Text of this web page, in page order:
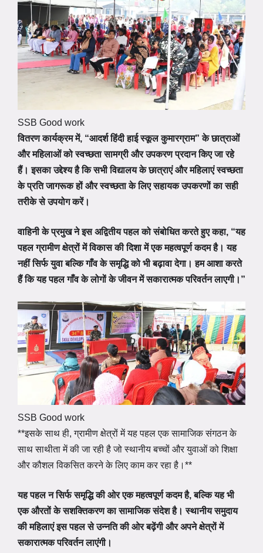
SSB Good work
वितरण कार्यक्रम में, “आदर्श हिंदी हाई स्कूल कुमारग्राम” के छात्राओं
और महिलाओं को स्वच्छता सामग्री और उपकरण प्रदान किए जा रहे
हैं। इसका उद्देश्य है कि सभी विद्यालय के छात्राएं और महिलाएं स्वच्छता
के प्रति जागरूक हों और स्वच्छता के लिए सहायक उपकरणों का सही
तरीके से उपयोग करें।
वाहिनी के प्रमुख ने इस अद्वितीय पहल को संबोधित करते हुए कहा, “यह
पहल ग्रामीण क्षेत्रों में विकास की दिशा में एक महत्वपूर्ण कदम है। यह
नहीं सिर्फ युवा बल्कि गाँव के समृद्धि को भी बढ़ावा देगा। हम आशा करते
हैं कि यह पहल गाँव के लोगों के जीवन में सकारात्मक परिवर्तन लाएगी।”
SSB Good work
**इसके साथ ही, ग्रामीण क्षेत्रों में यह पहल एक सामाजिक संगठन के
साथ साथीता में की जा रही है जो स्थानीय बच्चों और युवाओं को शिक्षा
और कौशल विकसित करने के लिए काम कर रहा है।**
यह पहल न सिर्फ समृद्धि की ओर एक महत्वपूर्ण कदम है, बल्कि यह भी
एक औरतों के सशक्तिकरण का सामाजिक संदेश है। स्थानीय समुदाय
की महिलाएं इस पहल से उन्नति की ओर बढ़ेंगी और अपने क्षेत्रों में
सकारात्मक परिवर्तन लाएंगी।